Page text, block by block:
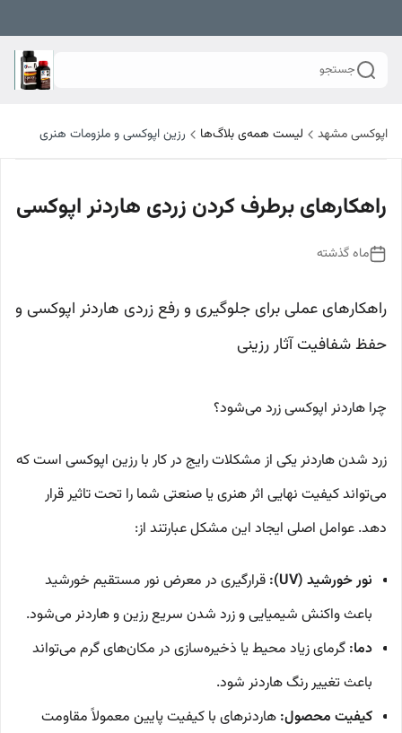
جستجو
اپوکسی مشهد لیست همه‌ی بلاگ‌ها رزین اپوکسی و ملزومات هنری
راهکارهای برطرف کردن زردی هاردنر اپوکسی
ماه گذشته
راهکارهای عملی برای جلوگیری و رفع زردی هاردنر اپوکسی و
حفظ شفافیت آثار رزینی
چرا هاردنر اپوکسی زرد می‌شود؟
زرد شدن هاردنر یکی از مشکلات رایج در کار با رزین اپوکسی است که
می‌تواند کیفیت نهایی اثر هنری یا صنعتی شما را تحت تاثیر قرار
دهد. عوامل اصلی ایجاد این مشکل عبارتند از:
نور خورشید (UV):
قرارگیری در معرض نور مستقیم خورشید
باعث واکنش شیمیایی و زرد شدن سریع رزین و هاردنر می‌شود.
دما: گرمای زیاد محیط یا ذخیره‌سازی در مکان‌های گرم می‌تواند
باعث تغییر رنگ هاردنر شود.
کیفیت محصول: هاردنرهای با کیفیت پایین معمولاً مقاومت